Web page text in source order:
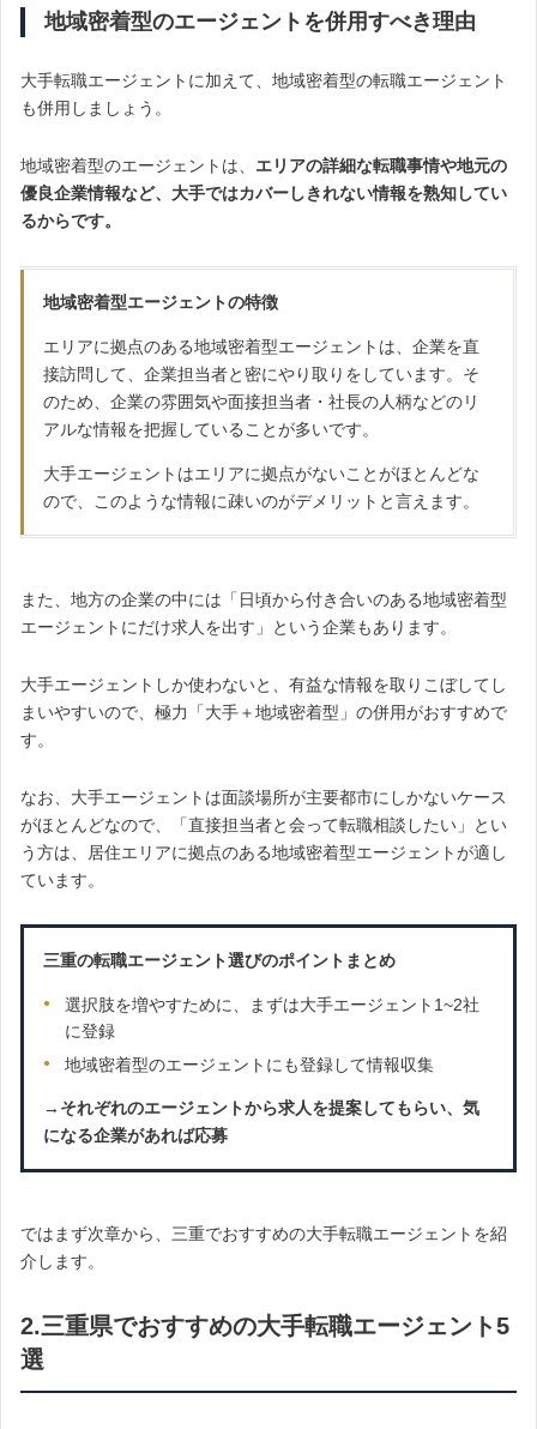
地域密着型のエージェントを併用すべき理由
大手転職エージェントに加えて、地域密着型の転職エージェント
も併用しましょう。
地域密着型のエージェントは、 エリアの詳細な転職事情や地元の
優良企業情報など、大手ではカバーしきれない情報を熟知してい
るからです。
地域密着型エージェントの特徴
エリアに拠点のある地域密着型エージェントは、企業を直
接訪問して、企業担当者と密にやり取りをしています。そ
のため、企業の雰囲気や面接担当者・社長の人柄などのリ
アルな情報を把握していることが多いです。
大手エージェントはエリアに拠点がないことがほとんどな
ので、このような情報に疎いのがデメリットと言えます。
また、地方の企業の中には「日頃から付き合いのある地域密着型
エージェントにだけ求人を出す」という企業もあります。
大手エージェントしか使わないと、有益な情報を取りこぼしてし
まいやすいので、極力「大手＋地域密着型」の併用がおすすめで
す。
なお、大手エージェントは面談場所が主要都市にしかないケース
がほとんどなので、「直接担当者と会って転職相談したい」とい
う方は、居住エリアに拠点のある地域密着型エージェントが適し
ています。
三重の転職エージェント選びのポイントまとめ
選択肢を増やすために、まずは大手エージェント1~2社
に登録
地域密着型のエージェントにも登録して情報収集
→それぞれのエージェントから求人を提案してもらい、気
になる企業があれば応募
ではまず次章から、三重でおすすめの大手転職エージェントを紹
介します。
2.三重県でおすすめの大手転職エージェント5
選